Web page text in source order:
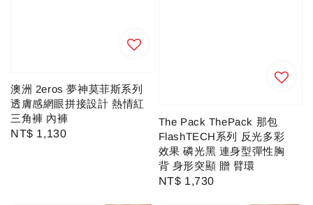
澳洲 2eros 夢神莫菲斯系列
透膚感網眼拼接設計 熱情紅
三角褲 內褲
Regular
NT$ 1,130
The Pack ThePack 那包
FlashTECH系列 反光多彩
效果 磷光黑 連身型彈性胸
背 身形突顯 贈 臂環
Regular
NT$ 1,730